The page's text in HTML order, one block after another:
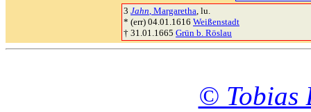
3 Jahn, Margaretha, lu.
* (err) 04.01.1616 Weißenstadt
† 31.01.1665 Grün b. Röslau
© Tobias